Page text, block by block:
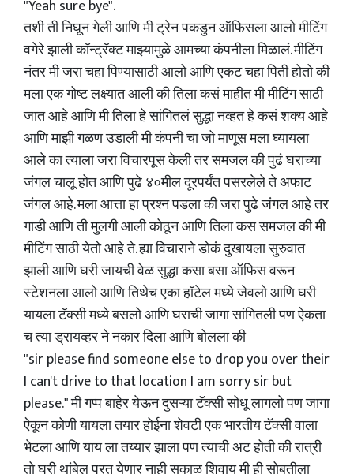
"Yeah sure bye".
तशी ती निघून गेली आणि मी ट्रेन पकडुन ऑफिसला आलो मीटिंग
वगेरे झाली कॉन्ट्रॅक्ट माझ्यामुळे आमच्या कंपनीला मिळालं. मीटिंग
नंतर मी जरा चहा पिण्यासाठी आलो आणि एकट चहा पिती होतो की
मला एक गोष्ट लक्ष्यात आली की तिला कसं माहीत मी मीटिंग साठी
जात आहे आणि मी तिला हे सांगितलं सुद्धा नव्हत हे कसं शक्य आहे
आणि माझी गळण उडाली मी कंपनी चा जो माणूस मला घ्यायला
आले का त्याला जरा विचारपूस केली तर समजल की पुढं घराच्या
जंगल चालू होत आणि पुढे ४०मील दूरपर्यंत पसरलेले ते अफाट
जंगल आहे. मला आत्ता हा प्रश्न पडला की जरा पुढे जंगल आहे तर
गाडी आणि ती मुलगी आली कोठून आणि तिला कस समजल की मी
मीटिंग साठी येतो आहे ते. ह्या विचाराने डोकं दुखायला सुरुवात
झाली आणि घरी जायची वेळ सुद्धा कसा बसा ऑफिस वरून
स्टेशनला आलो आणि तिथेच एका हॉटेल मध्ये जेवलो आणि घरी
यायला टॅक्सी मध्ये बसलो आणि घराची जागा सांगितली पण ऐकता
च त्या ड्रायव्हर ने नकार दिला आणि बोलला की
"sir please find someone else to drop you over their
I can't drive to that location I am sorry sir but
please." मी गप्प बाहेर येऊन दुसऱ्या टॅक्सी सोधू लागलो पण जागा
ऐकून कोणी यायला तयार होईना शेवटी एक भारतीय टॅक्सी वाला
भेटला आणि याय ला तय्यार झाला पण त्याची अट होती की रात्री